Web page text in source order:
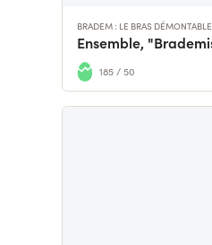
BRADEM : LE BRAS DÉMONTABLE
185 / 50